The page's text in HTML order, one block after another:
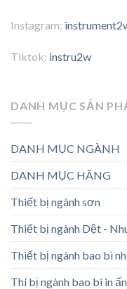
Instagram:
Tiktok: instru2w
DANH MỤC SẢN
DANH MỤC NGÀNH
DANH MỤC HÃNG
Thiết bị ngành sơn
Thiết bị ngành Dệt -
Thiết bị ngành bao bì
Thí bị ngành bao bì in ấn